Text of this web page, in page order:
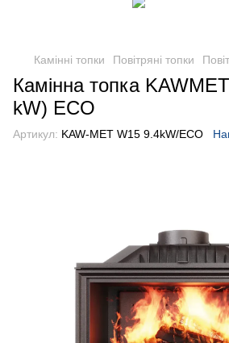
Камінні топки Повітряні топки
Камінна топка
kW) EСO
Артикул: KAW-MET W15 9.4kW/ECO